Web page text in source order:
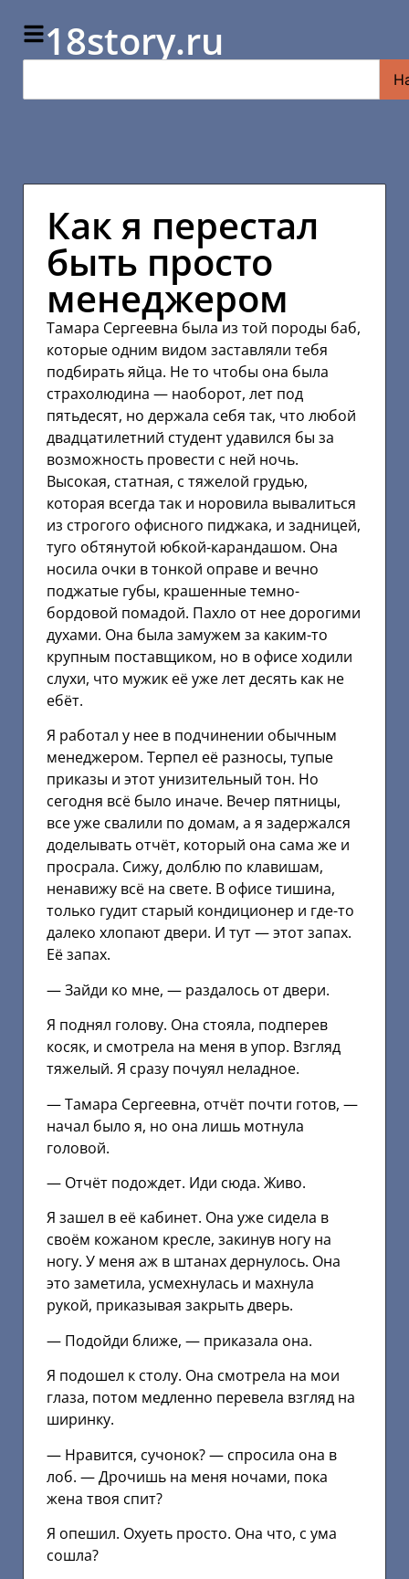
18story.ru
Как я перестал
быть просто
менеджером
Тамара Сергеевна была из той породы баб,
которые одним видом заставляли тебя
подбирать яйца. Не то чтобы она была
страхолюдина — наоборот, лет под
пятьдесят, но держала себя так, что любой
двадцатилетний студент удавился бы за
возможность провести с ней ночь.
Высокая, статная, с тяжелой грудью,
которая всегда так и норовила вывалиться
из строгого офисного пиджака, и задницей,
туго обтянутой юбкой-карандашом. Она
носила очки в тонкой оправе и вечно
поджатые губы, крашенные темно-
бордовой помадой. Пахло от нее дорогими
духами. Она была замужем за каким-то
крупным поставщиком, но в офисе ходили
слухи, что мужик её уже лет десять как не
ебёт.
Я работал у нее в подчинении обычным
менеджером. Терпел её разносы, тупые
приказы и этот унизительный тон. Но
сегодня всё было иначе. Вечер пятницы,
все уже свалили по домам, а я задержался
доделывать отчёт, который она сама же и
просрала. Сижу, долблю по клавишам,
ненавижу всё на свете. В офисе тишина,
только гудит старый кондиционер и где-то
далеко хлопают двери. И тут — этот запах.
Её запах.
— Зайди ко мне, — раздалось от двери.
Я поднял голову. Она стояла, подперев
косяк, и смотрела на меня в упор. Взгляд
тяжелый. Я сразу почуял неладное.
— Тамара Сергеевна, отчёт почти готов, —
начал было я, но она лишь мотнула
головой.
— Отчёт подождет. Иди сюда. Живо.
Я зашел в её кабинет. Она уже сидела в
своём кожаном кресле, закинув ногу на
ногу. У меня аж в штанах дернулось. Она
это заметила, усмехнулась и махнула
рукой, приказывая закрыть дверь.
— Подойди ближе, — приказала она.
Я подошел к столу. Она смотрела на мои
глаза, потом медленно перевела взгляд на
ширинку.
— Нравится, сучонок? — спросила она в
лоб. — Дрочишь на меня ночами, пока
жена твоя спит?
Я опешил. Охуеть просто. Она что, с ума
сошла?